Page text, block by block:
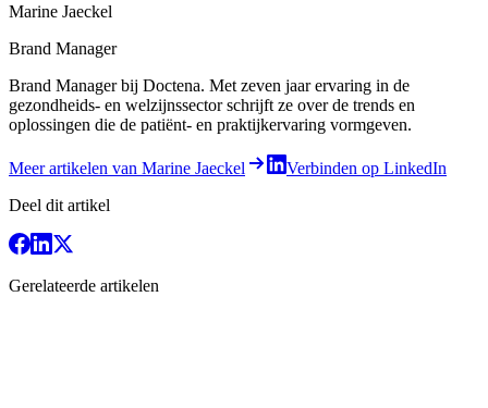
Marine Jaeckel
Brand Manager
Brand Manager bij Doctena. Met zeven jaar ervaring in de
gezondheids- en welzijnssector schrijft ze over de trends en
oplossingen die de patiënt- en praktijkervaring vormgeven.
Meer artikelen van Marine Jaeckel
Verbinden op LinkedIn
Deel dit artikel
Gerelateerde artikelen